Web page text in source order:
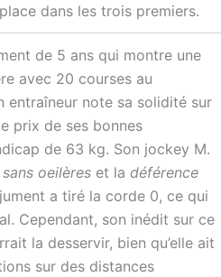
dans les trois premiers.
de 5 ans qui montre une
avec 20 courses au
entraîneur note sa solidité sur
prix de ses bonnes
de 63 kg. Son jockey M.
sans oeilères et la déférence
a tiré la corde 0, ce qui
Cependant, son inédit sur ce
la desservir, bien qu’elle ait
sur des distances